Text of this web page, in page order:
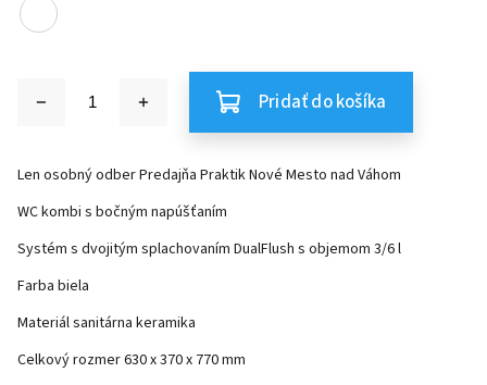
Pridať do košíka
Len osobný odber Predajňa Praktik Nové Mesto nad Váhom
WC kombi s bočným napúšťaním
Systém s dvojitým splachovaním DualFlush s objemom 3/6 l
Farba biela
Materiál sanitárna keramika
Celkový rozmer 630 x 370 x 770 mm